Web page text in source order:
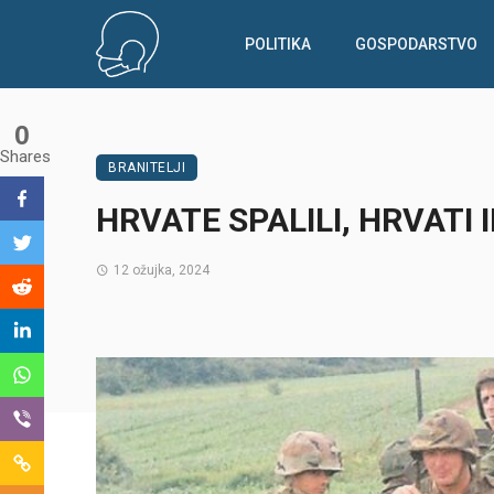
POLITIKA GOSPODARSTVO
BRANITELJI
HRVATE SPALILI, HRVATI
12 ožujka, 2024
0
Shares